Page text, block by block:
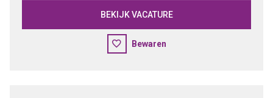
BEKIJK VACATURE
Bewaren